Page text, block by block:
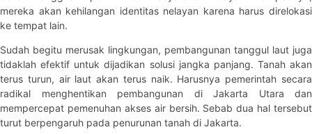
mereka akan kehilangan identitas nelayan karena harus direlokasi
ke tempat lain.
Sudah begitu merusak lingkungan, pembangunan tanggul laut juga
tidaklah efektif untuk dijadikan solusi jangka panjang. Tanah akan
terus turun, air laut akan terus naik. Harusnya pemerintah secara
radikal menghentikan pembangunan di Jakarta Utara dan
mempercepat pemenuhan akses air bersih. Sebab dua hal tersebut
turut berpengaruh pada penurunan tanah di Jakarta.